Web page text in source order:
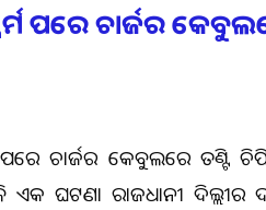
ପରେ ଚାର୍ଜର
ପରେ ଚାର୍ଜର କେବୁଲରେ ତଣ୍ଟି
ଏକ ଘଟଣା ରାଜଧାନୀ ଦିଲ୍ଲୀର